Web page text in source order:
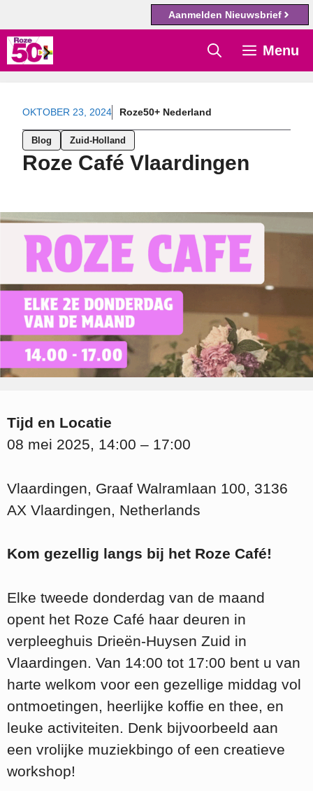
Aanmelden Nieuwsbrief
Ga
naar
inhoud
Menu
OKTOBER 23, 2024 Roze50+ Nederland
Blog Zuid-Holland
Roze Café Vlaardingen
Tijd en Locatie
08 mei 2025, 14:00 – 17:00
Vlaardingen, Graaf Walramlaan 100, 3136
AX Vlaardingen, Netherlands
Kom gezellig langs bij het Roze Café!
Elke tweede donderdag van de maand
opent het Roze Café haar deuren in
verpleeghuis Drieën-Huysen Zuid in
Vlaardingen. Van 14:00 tot 17:00 bent u van
harte welkom voor een gezellige middag vol
ontmoetingen, heerlijke koffie en thee, en
leuke activiteiten. Denk bijvoorbeeld aan
een vrolijke muziekbingo of een creatieve
workshop!